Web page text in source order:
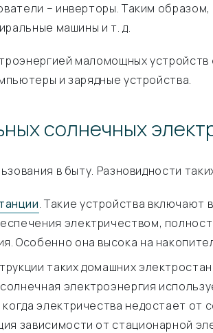
– инверторы. Таким
машины и т. д.
маломощных
и зарядные устройства.
солнечных
в быту. Разновидности
. Такие устройства включают
электричеством,
Особенно она высока на
таких домашних
электроэнергия
электричества недостает
зависимости от стационарной